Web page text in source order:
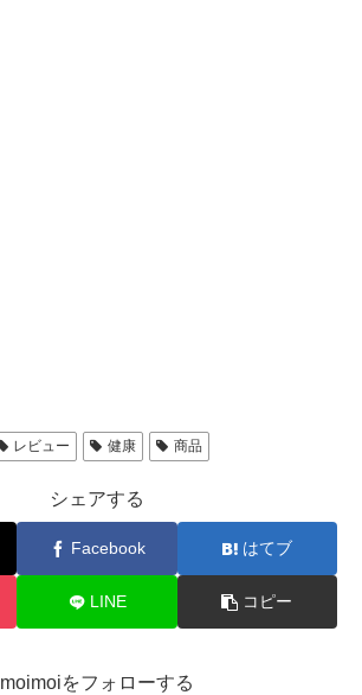
レビュー 健康 商品
シェアする
Facebook はてブ
LINE コピー
moimoiをフォローする